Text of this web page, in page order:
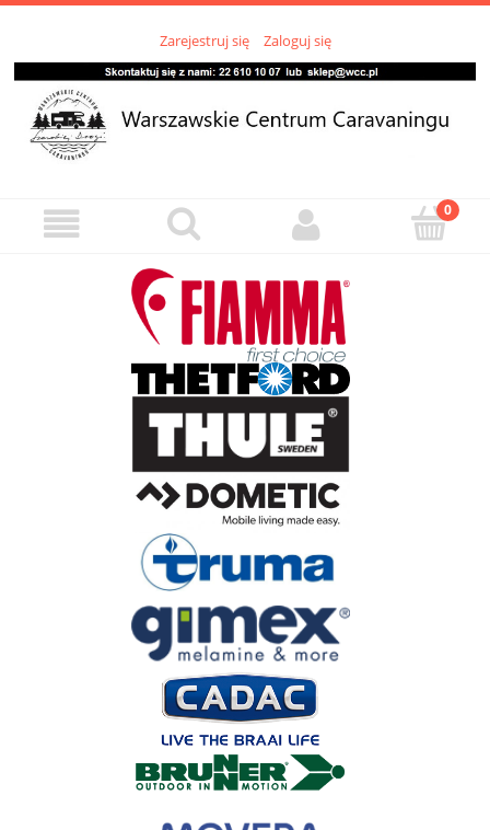
Zarejestruj się Zaloguj się